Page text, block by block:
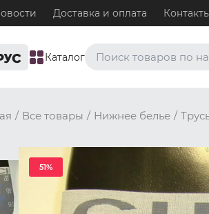
Доставка и оплата
Каталог
Нижнее белье / Топ-бра
Боксеры и хипсы
Нижнее белье / Трусы /
/ Все товары / Нижнее белье /
51%